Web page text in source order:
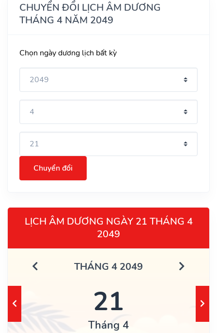
CHUYỂN ĐỔI LỊCH ÂM DƯƠNG
THÁNG 4 NĂM 2049
Chọn ngày dương lịch bất kỳ
Chuyển đổi
LỊCH ÂM DƯƠNG NGÀY 21 THÁNG 4
2049
THÁNG 4 2049
21
Tháng 4